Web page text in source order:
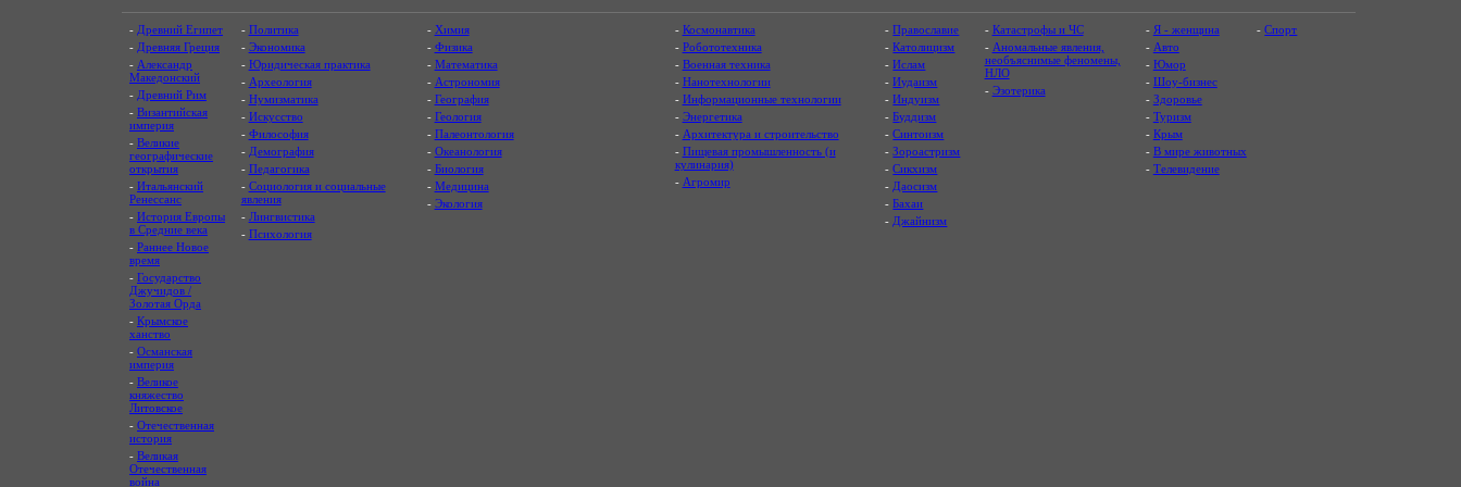
- Древний Египет
- Древняя Греция
- Александр
Македонский
- Древний Рим
- Византийская
империя
- Великие
географические
открытия
- Итальянский
Ренессанс
- История Европы
в Средние века
- Раннее Новое
время
- Государство
Джучидов /
Золотая Орда
- Крымское
ханство
- Османская
империя
- Великое
княжество
Литовское
- Отечественная
история
- Великая
Отечественная
война
- Политика
- Экономика
- Юридическая практика
- Археология
- Нумизматика
- Искусство
- Философия
- Демография
- Педагогика
- Социология и социальные
явления
- Лингвистика
- Психология
- Химия
- Физика
- Математика
- Астрономия
- География
- Геология
- Палеонтология
- Океанология
- Биология
- Медицина
- Экология
- Космонавтика
- Робототехника
- Военная техника
- Нанотехнологии
- Информационные технологии
- Энергетика
- Архитектура и строительство
- Пищевая промышленность (и
кулинария)
- Агромир
-Православие
-Католицизм
-Ислам
-Иудаизм
-Индуизм
-Буддизм
-Синтоизм
-Зороастризм
-Сикхизм
- Даосизм
-Бахаи
- Джайнизм
- Катастрофы и ЧС
- Аномальные явления,
необъяснимые феномены,
НЛО
- Эзотерика
- Я - женщина
- Авто
- Юмор
- Шоу-бизнес
- Здоровье
- Туризм
- Крым
- В мире животных
- Телевидение
-Спорт